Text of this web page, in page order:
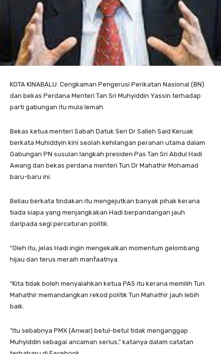
KOTA KINABALU: Cengkaman Pengerusi Perikatan Nasional (BN)
dan bekas Perdana Menteri Tan Sri Muhyiddin Yassin terhadap
parti gabungan itu mula lemah.
Bekas ketua menteri Sabah Datuk Seri Dr Salleh Said Keruak
berkata Muhiddyin kini seolah kehilangan peranan utama dalam
Gabungan PN susulan langkah presiden Pas Tan Sri Abdul Hadi
Awang dan bekas perdana menteri Tun Dr Mahathir Mohamad
baru-baru ini.
Beliau berkata tindakan itu mengejutkan banyak pihak kerana
tiada siapa yang menjangkakan Hadi berpandangan jauh
daripada segi percaturan politik.
“Oleh itu, jelas Hadi ingin mengekalkan momentum gelombang
hijau dan terus meraih manfaatnya.
“Kita tidak boleh menyalahkan ketua PAS itu kerana memilih Tun
Mahathir memandangkan rekod politik Tun Mahathir jauh lebih
baik.
“Itu sebabnya PMX (Anwar) betul-betul tidak menganggap
Muhyiddin sebagai ancaman serius,” katanya dalam catatan